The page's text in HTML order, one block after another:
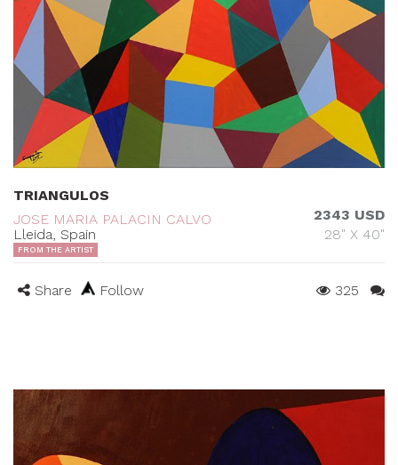
TRIANGULOS
JOSE MARIA PALACIN CALVO
Lleida, Spain
2343 USD
28" X 40"
FROM THE ARTIST
Share Follow 325